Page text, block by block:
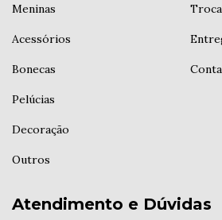
Meninas
Acessórios
Bonecas
Pelúcias
Decoração
Outros
Atendimento e Dúvidas